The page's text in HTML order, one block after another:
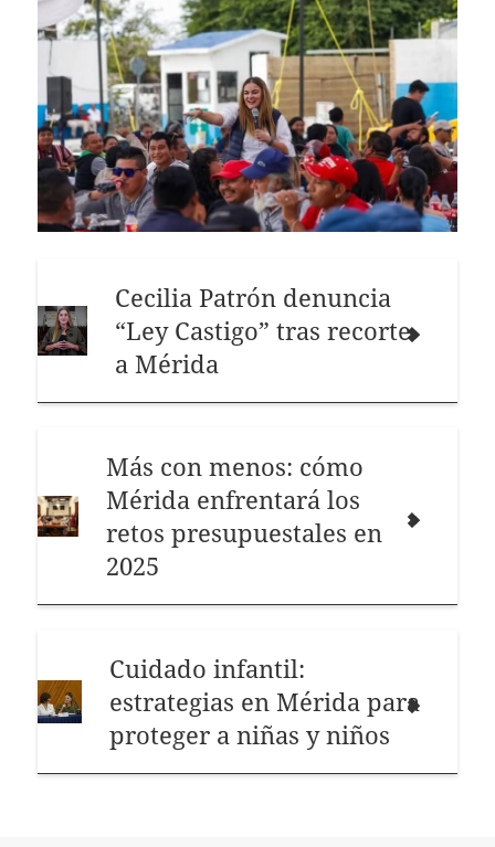
Cecilia Patrón denuncia
“Ley Castigo” tras recorte
a Mérida
Más con menos: cómo
Mérida enfrentará los
retos presupuestales en
2025
Cuidado infantil:
estrategias en Mérida para
proteger a niñas y niños